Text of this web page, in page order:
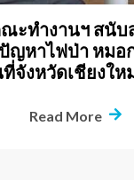
ะทำงานฯ สนั
ญหาไฟป่า หมอ
จังหวัดเชียงให
Read More